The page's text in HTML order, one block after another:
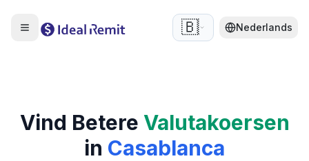
🇧🇪 Nederlands
Vind Betere Valutakoersen
in Casablanca